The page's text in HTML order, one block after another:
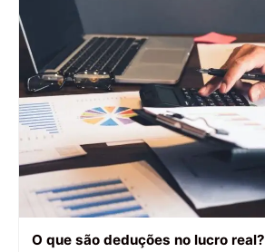
O que são deduções no lucro real?